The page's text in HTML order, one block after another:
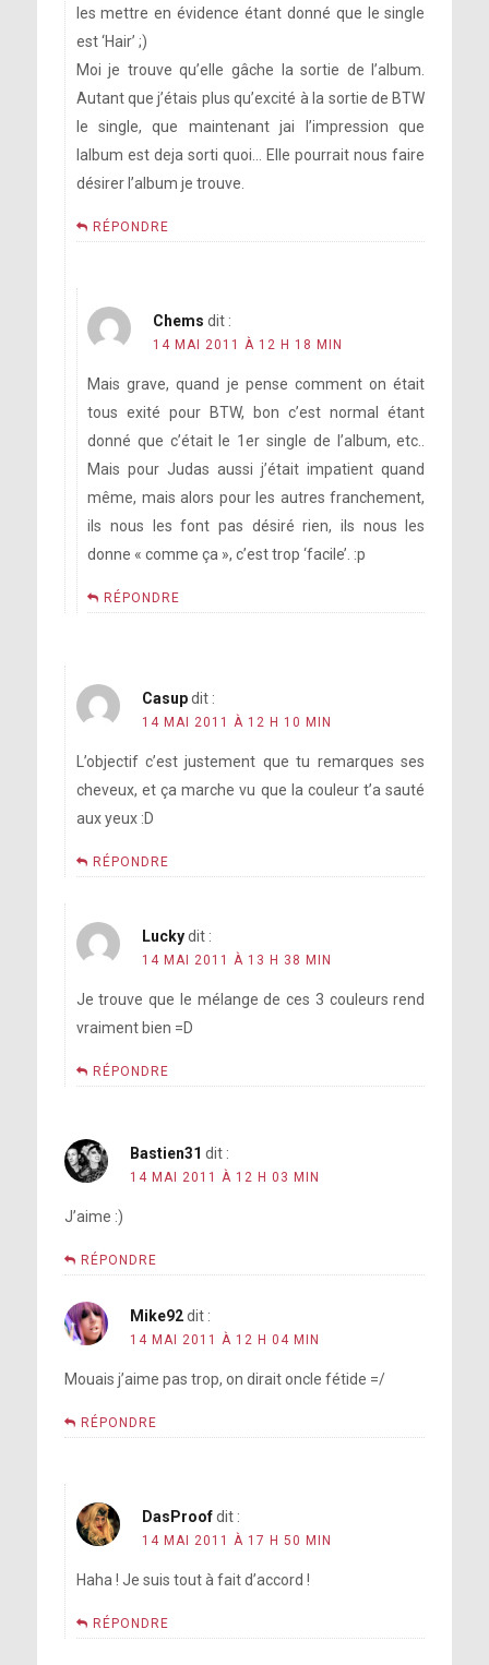
les mettre en évidence étant donné que le single
est ‘Hair’ ;)
Moi je trouve qu’elle gâche la sortie de l’album.
Autant que j’étais plus qu’excité à la sortie de BTW
le single, que maintenant jai l’impression que
lalbum est deja sorti quoi… Elle pourrait nous faire
désirer l’album je trouve.
RÉPONDRE
Chems dit :
14 MAI 2011 À 12 H 18 MIN
Mais grave, quand je pense comment on était
tous exité pour BTW, bon c’est normal étant
donné que c’était le 1er single de l’album, etc..
Mais pour Judas aussi j’était impatient quand
même, mais alors pour les autres franchement,
ils nous les font pas désiré rien, ils nous les
donne « comme ça », c’est trop ‘facile’. :p
RÉPONDRE
Casup dit :
14 MAI 2011 À 12 H 10 MIN
L’objectif c’est justement que tu remarques ses
cheveux, et ça marche vu que la couleur t’a sauté
aux yeux :D
RÉPONDRE
Lucky dit :
14 MAI 2011 À 13 H 38 MIN
Je trouve que le mélange de ces 3 couleurs rend
vraiment bien =D
RÉPONDRE
Bastien31 dit :
14 MAI 2011 À 12 H 03 MIN
J’aime :)
RÉPONDRE
Mike92 dit :
14 MAI 2011 À 12 H 04 MIN
Mouais j’aime pas trop, on dirait oncle fétide =/
RÉPONDRE
DasProof dit :
14 MAI 2011 À 17 H 50 MIN
Haha ! Je suis tout à fait d’accord !
RÉPONDRE